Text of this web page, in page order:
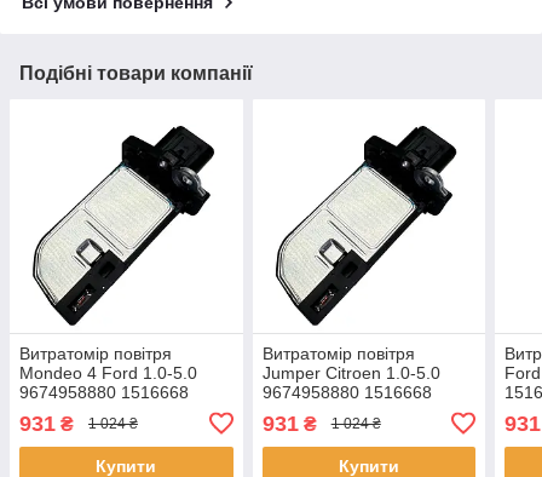
Подібні товари компанії
Витратомір повітря
Mondeo 4 Ford 1.0-5.0
9674958880 1516668
931 ₴ 1 024 ₴
Купити
Витратомір повітря
Jumper Citroen 1.0-5.0
9674958880 1516668
931₴ 1 024 ₴
Купити
931